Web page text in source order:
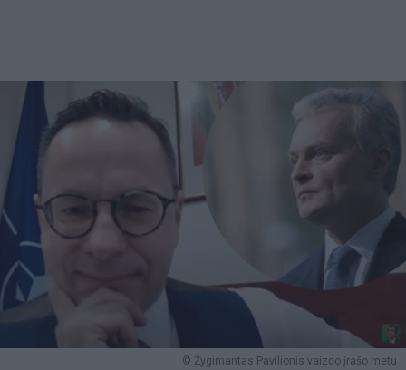
© Žygimantas Pavilionis vaizdo įrašo metu